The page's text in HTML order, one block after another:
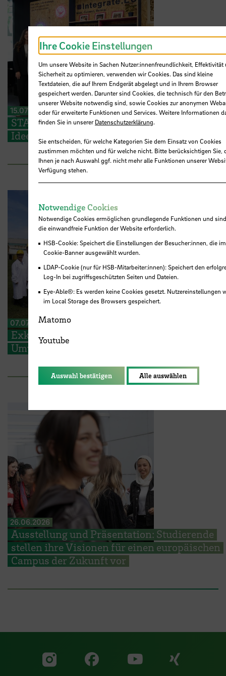
15.07.2026
STARS EU: Studierende präsentieren ihre
Ideen für den Campus der Zukunft
07.07.2026
Exkursion nach Jever und umzu –
Umwelttechnik hautnah erleben
26.06.2026
Ausstellung und Präsentation: Studierende
stellen ihre Visionen für einen europäischen
Campus der Zukunft vor
Zu unserer Facebook
Zu
Ihre Cookie Einstellungen
Um unsere Website in Sachen Nutzer:innenfreundlichkeit, Effektivität
Sicherheit zu optimieren, verwenden wir Cookies. Das sind kleine
Textdateien, die auf Ihrem Endgerät abgelegt und in Ihrem Browser
gespeichert werden. Darunter sind Cookies, die technisch für den
unserer Website notwendig sind, sowie Cookies zur anonymen
oder für erweiterte Funktionen und Services. Weitere Informationen
finden Sie in unsererDatenschutzerklärung.
Sie entscheiden, für welche Kategorien Sie dem Einsatz von Cookies
zustimmen möchten und für welche nicht. Bitte berücksichtigen Sie,
Ihnen je nach Auswahl ggf. nicht mehr alle Funktionen unserer
Verfügung stehen.
Notwendige Cookies
Notwendige Cookies ermöglichen grundlegende Funktionen und
die einwandfreie Funktion der Website erforderlich.
HSB-Cookie: Speichert die Einstellungen der Besucher:innen, die im
Cookie-Banner ausgewählt wurden.
LDAP-Cookie (nur für HSB-Mitarbeiter:innen): Speichert den
Log-In bei zugriffsgeschützten Seiten und Dateien.
Eye-Able®: Es werden keine Cookies gesetzt. Nutzereinstellungen
im Local Storage des Browsers gespeichert.
Matomo
Youtube
Auswahl bestätigen Alle auswählen